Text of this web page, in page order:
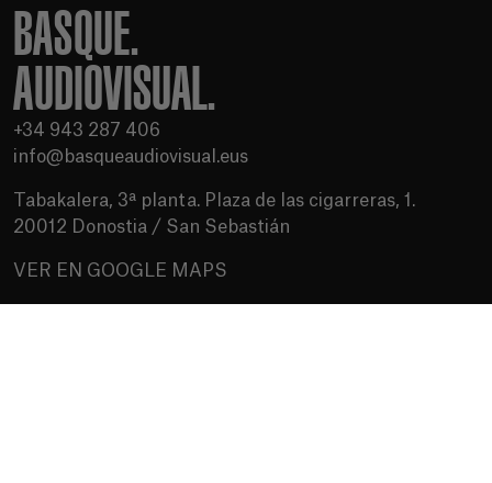
BASQUE.
AUDIOVISUAL.
+34 943 287 406
info@basqueaudiovisual.eus
Tabakalera, 3ª planta. Plaza de las cigarreras, 1.
20012 Donostia / San Sebastián
VER EN GOOGLE MAPS